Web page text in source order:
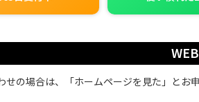
の場合は、「ホームページを見た」とお申